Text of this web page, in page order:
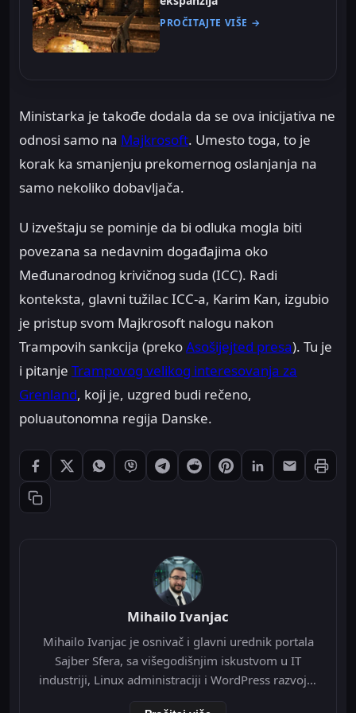
PROČITAJTE VIŠE →
Ministarka je takođe dodala da se ova inicijativa ne
odnosi samo na Majkrosoft. Umesto toga, to je
korak ka smanjenju prekomernog oslanjanja na
samo nekoliko dobavljača.
U izveštaju se pominje da bi odluka mogla biti
povezana sa nedavnim događajima oko
Međunarodnog krivičnog suda (ICC). Radi
konteksta, glavni tužilac ICC-a, Karim Kan, izgubio
je pristup svom Majkrosoft nalogu nakon
Trampovih sankcija (prekoAsošijejted presa). Tu je
i pitanje Trampovog velikog interesovanja za
Grenland, koji je, uzgred budi rečeno,
poluautonomna regija Danske.
Podeli: Facebook
Podeli: XPodeli: WhatsApp
Podeli: Viber
Podeli: Telegram
Podeli: Reddit
Podeli: Pinterest
Podeli: LinkedIn
Podeli:
Kopiraj link
Mihailo Ivanjac
Mihailo Ivanjac je osnivač i glavni urednik portala
Sajber Sfera, sa višegodišnjim iskustvom u IT
industriji, Linux administraciji i WordPress razvoju.